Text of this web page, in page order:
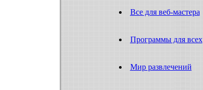
Все для веб-мастера
Программы для всех
Мир развлечений